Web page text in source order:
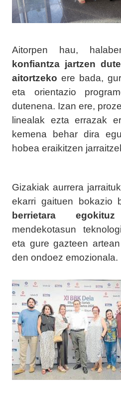
Aitorpen hau,
konfiantza jartzen
aitortzeko ere bada,
eta orientazio
dutenena. Izan ere,
linealak ezta errazak
kemena behar dira
hobea eraikitzen
Gizakiak aurrera
ekarri gaituen bokazio
berrietara
mendekotasun
eta gure gazteen
den ondoez emozionala.